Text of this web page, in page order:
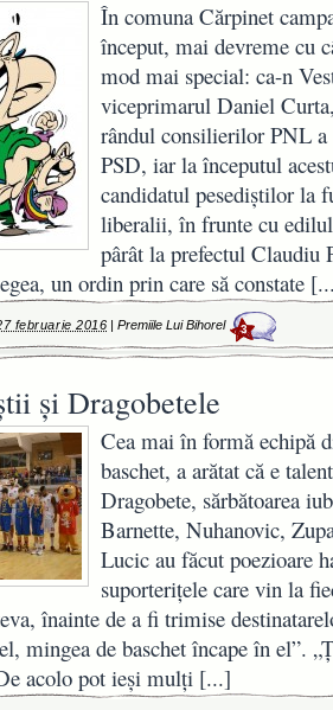
În comuna Cărpinet
început, mai devreme cu
mod mai special: ca-n
viceprimarul Daniel
rândul consilierilor PNL a
PSD, iar la începutul
candidatul pesediştilor la
liberalii, în frunte cu
pârât la prefectul Claudiu
un ordin prin care să constate
februarie 2016 |Premiile Lui Bihorel 3
şi Dragobetele
Cea mai în formă echipă
baschet, a arătat că e
Dragobete, sărbătoarea
Barnette, Nuhanovic,
Lucic au făcut poezioare
suporteriţele care vin la
înainte de a fi trimise
mingea de baschet încape în el”.
acolo pot ieşi mulţi [...]